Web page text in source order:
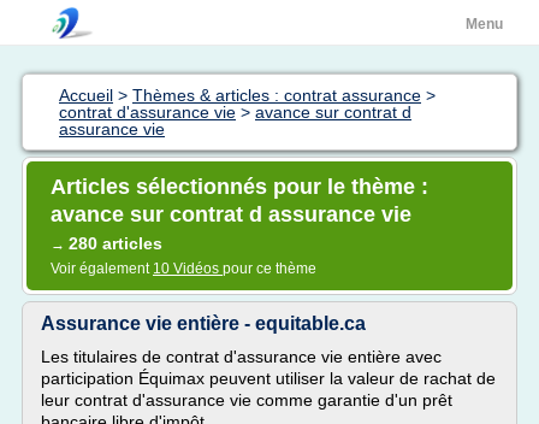
Menu
Accueil > Thèmes & articles : contrat assurance >
contrat d'assurance vie > avance sur contrat d
assurance vie
Articles sélectionnés pour le thème :
avance sur contrat d assurance vie
→ 280 articles
Voir également 10 Vidéos pour ce thème
Assurance vie entière - equitable.ca
Les titulaires de contrat d'assurance vie entière avec
participation Équimax peuvent utiliser la valeur de rachat de
leur contrat d'assurance vie comme garantie d'un prêt